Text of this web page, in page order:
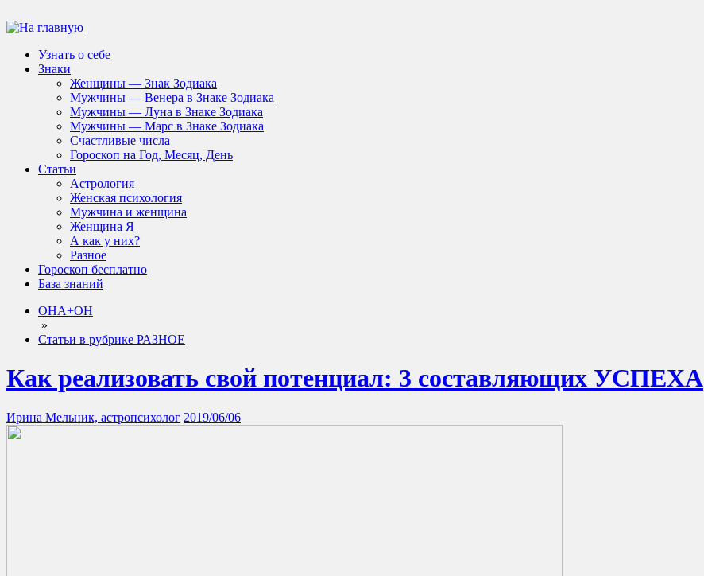
Узнать о себе
Знаки
Женщины — Знак Зодиака
Мужчины — Венера в Знаке Зодиака
Мужчины — Луна в Знаке Зодиака
Мужчины — Марс в Знаке Зодиака
Счастливые числа
Гороскоп на Год, Месяц, День
Статьи
Астрология
Женская психология
Мужчина и женщина
Женщина Я
А как у них?
Разное
Гороскоп бесплатно
База знаний
ОНА+ОН
»
Статьи в рубрике РАЗНОЕ
Как реализовать свой потенциал: 3 составляющих УСПЕХА
Ирина Мельник, астропсихолог 2019/06/06